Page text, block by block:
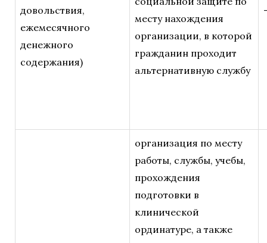
довольствия,
ежемесячного
денежного
содержания)
месту нахождения
организации, в которой
гражданин проходит
альтернативную службу
организация по месту
работы, службы, учебы,
прохождения
подготовки в
клинической
ординатуре, а также